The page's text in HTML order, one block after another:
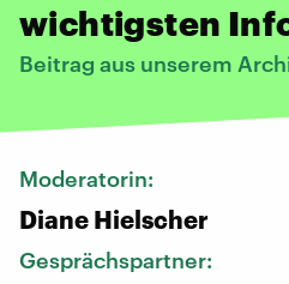
wichtigsten
Beitrag aus unserem
Moderatorin:
Diane Hielscher
Gesprächspartner: